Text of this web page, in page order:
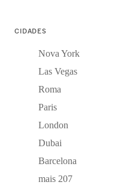
CIDADES
Nova York
Las Vegas
Roma
Paris
London
Dubai
Barcelona
mais 207